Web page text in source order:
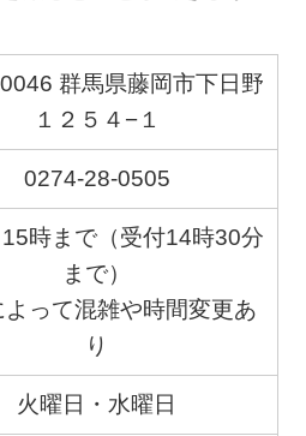
群馬県藤岡市下日野
１２５４−１
0274-28-0505
時まで（受付14時30分
まで）
って混雑や時間変更あ
り
火曜日・水曜日